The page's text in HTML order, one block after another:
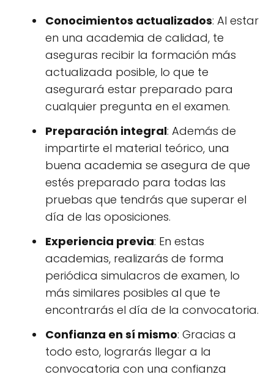
Conocimientos actualizados: Al estar
en una academia de calidad, te
aseguras recibir la formación más
actualizada posible, lo que te
asegurará estar preparado para
cualquier pregunta en el examen.
Preparación integral: Además de
impartirte el material teórico, una
buena academia se asegura de que
estés preparado para todas las
pruebas que tendrás que superar el
día de las oposiciones.
Experiencia previa: En estas
academias, realizarás de forma
periódica simulacros de examen, lo
más similares posibles al que te
encontrarás el día de la convocatoria.
Confianza en sí mismo: Gracias a
todo esto, lograrás llegar a la
convocatoria con una confianza